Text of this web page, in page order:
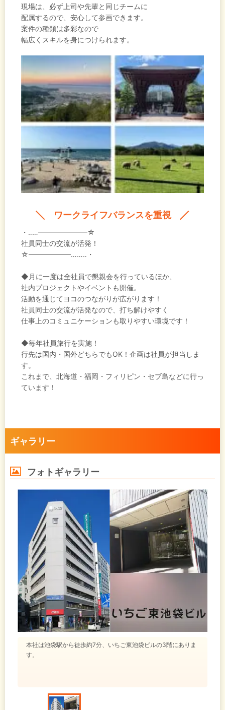
現場は、必ず上司や先輩と同じチームに
配属するので、安心して参画できます。
案件の種類は多彩なので
幅広くスキルを身につけられます。
ワークライフバランスを重視
・‥…━━━━━━━☆
社員同士の交流が活発！
☆━━━━━━……‥・
◆月に一度は全社員で懇親会を行っているほか、
社内プロジェクトやイベントも開催。
活動を通じてヨコのつながりが広がります！
社員同士の交流が活発なので、打ち解けやすく
仕事上のコミュニケーションも取りやすい環境です！
◆毎年社員旅行を実施！
行先は国内・国外どちらでもOK！企画は社員が担当しま
す。
これまで、北海道・福岡・フィリピン・セブ島などに行っ
ています！
ギャラリー
フォトギャラリー
本社は池袋駅から徒歩約7分、いちご東池袋ビルの3階にありま
す。